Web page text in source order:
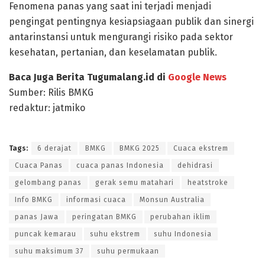
Fenomena panas yang saat ini terjadi menjadi
pengingat pentingnya kesiapsiagaan publik dan sinergi
antarinstansi untuk mengurangi risiko pada sektor
kesehatan, pertanian, dan keselamatan publik.
Baca Juga Berita Tugumalang.id di Google News
Sumber: Rilis BMKG
redaktur: jatmiko
Tags: 6 derajat BMKG BMKG 2025 Cuaca ekstrem
Cuaca Panas cuaca panas Indonesia dehidrasi
gelombang panas gerak semu matahari heatstroke
Info BMKG informasi cuaca Monsun Australia
panas Jawa peringatan BMKG perubahan iklim
puncak kemarau suhu ekstrem suhu Indonesia
suhu maksimum 37 suhu permukaan